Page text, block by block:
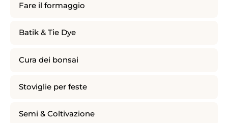
Fare il formaggio
Batik & Tie Dye
Cura dei bonsai
Stoviglie per feste
Semi & Coltivazione